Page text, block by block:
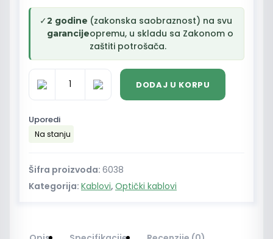
✓2 godine
garancije
(zakonska saobraznost) na svu
opremu, u skladu sa Zakonom o
zaštiti potrošača.
Optički
kabl
24
neoklopljeni
količina
DODAJ U KORPU
Uporedi
Na stanju
Šifra proizvoda: 6038
Kategorija: Kablovi, Optički kablovi